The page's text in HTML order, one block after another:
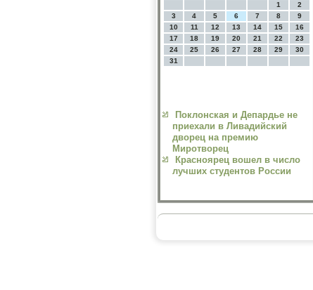
1
2
3
4 5 6 7 8
9
10
11 12 13 14 15
16
17
18 19 20 21 22
23
24
25 26 27 28 29
30
31
Поклонская и Депардье не
приехали в Ливадийский
дворец на премию
Миротворец
Красноярец вошел в число
лучших студентов России